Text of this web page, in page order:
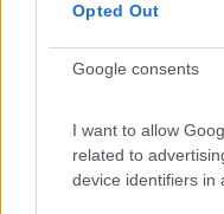
Opted Out
Google consents
I want to allow
related to
device identifiers in
matrimoniale trasversale in
Hai altre marche da